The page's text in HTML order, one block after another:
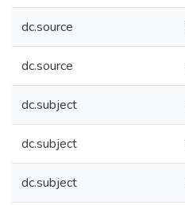
dc.source
dc.source
dc.subject
dc.subject
dc.subject